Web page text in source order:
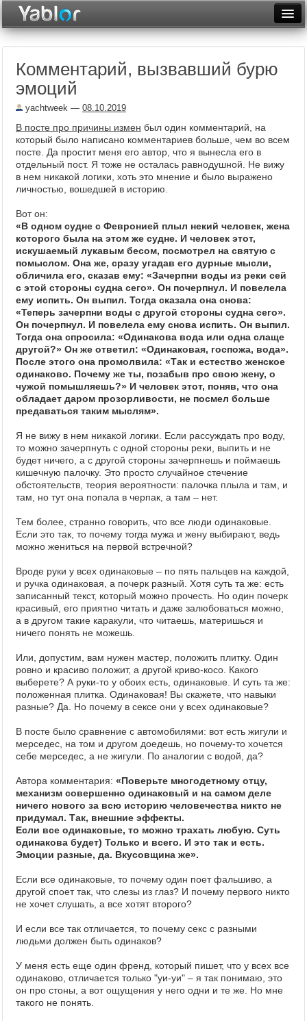
Неделя
Рейтинги
Архив
Фототоп
Комментарий, вызвавший бурю
эмоций
yachtweek — 08.10.2019
В посте про причины измен был один комментарий, на
который было написано комментариев больше, чем во всем
посте. Да простит меня его автор, что я вынесла его в
отдельный пост. Я тоже не осталась равнодушной. Не вижу
в нем никакой логики, хоть это мнение и было выражено
личностью, вошедшей в историю.
Вот он:
«В одном судне с Февронией плыл некий человек, жена
которого была на этом же судне. И человек этот,
искушаемый лукавым бесом, посмотрел на святую с
помыслом. Она же, сразу угадав его дурные мысли,
обличила его, сказав ему: «Зачерпни воды из реки сей
с этой стороны судна сего». Он почерпнул. И повелела
ему испить. Он выпил. Тогда сказала она снова:
«Теперь зачерпни воды с другой стороны судна сего».
Он почерпнул. И повелела ему снова испить. Он выпил.
Тогда она спросила: «Одинакова вода или одна слаще
другой?» Он же ответил: «Одинаковая, госпожа, вода».
После этого она промолвила: «Так и естество женское
одинаково. Почему же ты, позабыв про свою жену, о
чужой помышляешь?» И человек этот, поняв, что она
обладает даром прозорливости, не посмел больше
предаваться таким мыслям».
Я не вижу в нем никакой логики. Если рассуждать про воду,
то можно зачерпнуть с одной стороны реки, выпить и не
будет ничего, а с другой стороны зачерпнешь и поймаешь
кишечную палочку. Это просто случайное стечение
обстоятельств, теория вероятности: палочка плыла и там, и
там, но тут она попала в черпак, а там – нет.
Тем более, странно говорить, что все люди одинаковые.
Если это так, то почему тогда мужа и жену выбирают, ведь
можно жениться на первой встречной?
Вроде руки у всех одинаковые – по пять пальцев на каждой,
и ручка одинаковая, а почерк разный. Хотя суть та же: есть
записанный текст, который можно прочесть. Но один почерк
красивый, его приятно читать и даже залюбоваться можно,
а в другом такие каракули, что читаешь, материшься и
ничего понять не можешь.
Или, допустим, вам нужен мастер, положить плитку. Один
ровно и красиво положит, а другой криво-косо. Какого
выберете? А руки-то у обоих есть, одинаковые. И суть та же:
положенная плитка. Одинаковая! Вы скажете, что навыки
разные? Да. Но почему в сексе они у всех одинаковые?
В посте было сравнение с автомобилями: вот есть жигули и
мерседес, на том и другом доедешь, но почему-то хочется
себе мерседес, а не жигули. По аналогии с водой, да?
Автора комментария: «Поверьте многодетному отцу,
механизм совершенно одинаковый и на самом деле
ничего нового за всю историю человечества никто не
придумал. Так, внешние эффекты.
Если все одинаковые, то можно трахать любую. Суть
одинакова будет) Только и всего. И это так и есть.
Эмоции разные, да. Вкусовщина же».
Если все одинаковые, то почему один поет фальшиво, а
другой споет так, что слезы из глаз? И почему первого никто
не хочет слушать, а все хотят второго?
И если все так отличается, то почему секс с разными
людьми должен быть одинаков?
У меня есть еще один френд, который пишет, что у всех все
одинаково, отличается только "уи-уи" – я так понимаю, это
он про стоны, а вот ощущения у него одни и те же. Но мне
такого не понять.